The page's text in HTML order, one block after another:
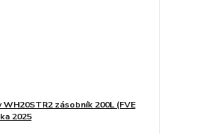
WH20STR2 zásobník 200L (FVE
2025